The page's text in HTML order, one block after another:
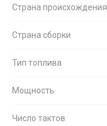
Страна происхождения
Страна сборки
Тип топлива
Мощность
Число тактов